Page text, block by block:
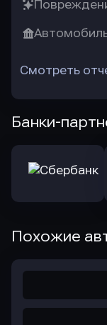
Смотреть
Банки-
Похожие